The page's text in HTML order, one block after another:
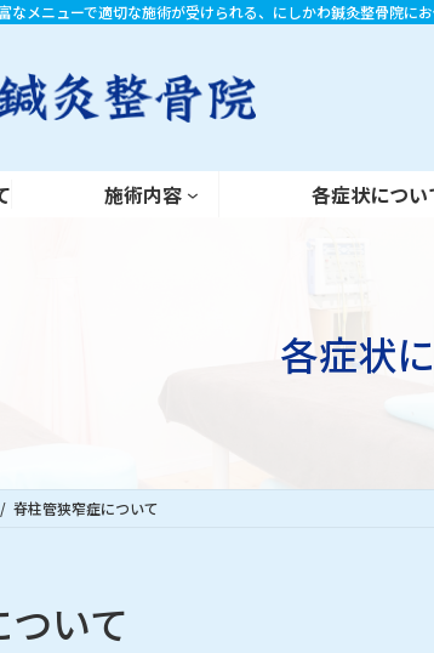
施術内容 各症状につい
メニューで適切な施術が受けられる、にしかわ鍼灸整骨院にお
施術内容 各症状につい
各症状
脊柱管狭窄症について
いて